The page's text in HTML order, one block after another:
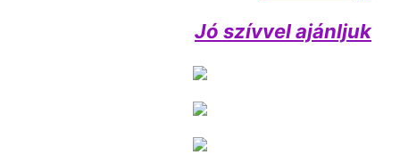
Jó szívvel ajánljuk